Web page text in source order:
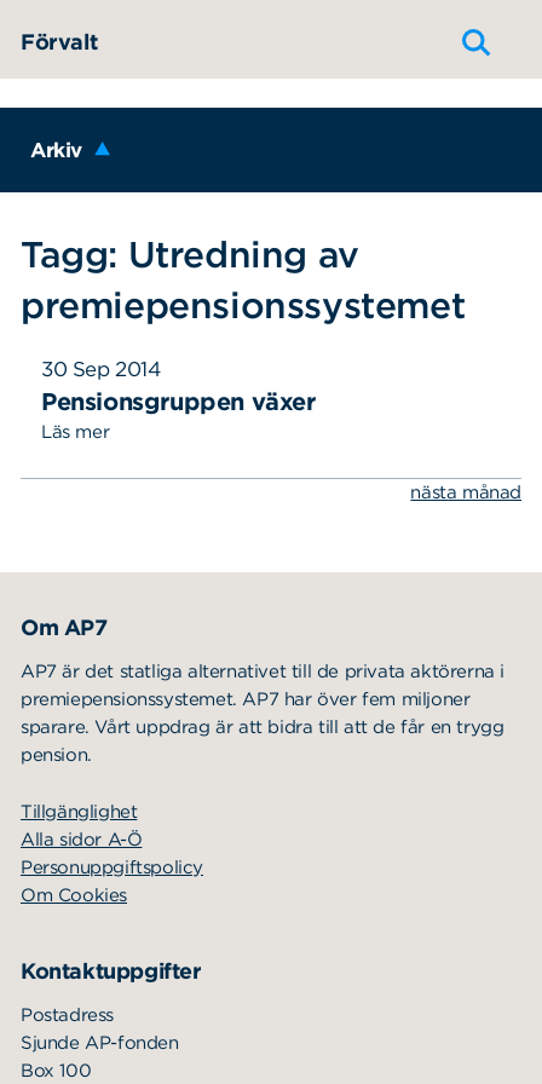
Förvalt
Arkiv
Tagg: Utredning av
premiepensionssystemet
30 Sep 2014
Pensionsgruppen växer
Läs mer
nästa månad
Om AP7
AP7 är det statliga alternativet till de privata aktörerna i
premiepensionssystemet. AP7 har över fem miljoner
sparare. Vårt uppdrag är att bidra till att de får en trygg
pension.
Tillgänglighet
Alla sidor A-Ö
Personuppgiftspolicy
Om Cookies
Kontaktuppgifter
Postadress
Sjunde AP-fonden
Box 100